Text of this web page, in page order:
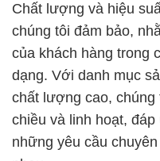
Chất lượng và hiệu
chúng tôi đảm bảo,
của khách hàng trong
dạng. Với danh mục
chất lượng cao,
chiều và linh hoạt,
những yêu cầu